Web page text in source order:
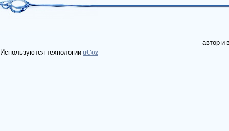
автор и
Используются технологииuCoz